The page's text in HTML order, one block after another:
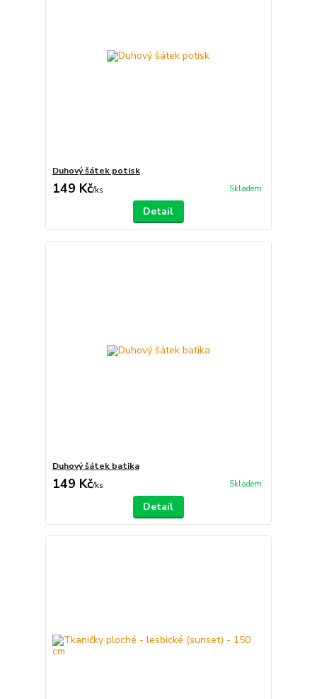
Duhový šátek potisk
149 Kč/ks Skladem
Detail
Duhový šátek batika
149 Kč/ks Skladem
Detail